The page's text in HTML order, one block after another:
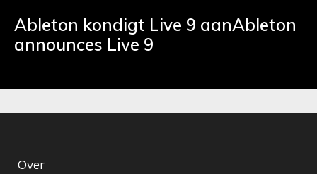
Ableton kondigt Live 9 aanAbleton
announces Live 9
Over